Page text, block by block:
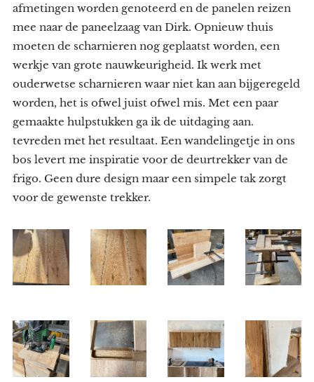
afmetingen worden genoteerd en de panelen reizen
mee naar de paneelzaag van Dirk. Opnieuw thuis
moeten de scharnieren nog geplaatst worden, een
werkje van grote nauwkeurigheid. Ik werk met
ouderwetse scharnieren waar niet kan aan bijgeregeld
worden, het is ofwel juist ofwel mis. Met een paar
gemaakte hulpstukken ga ik de uitdaging aan.
tevreden met het resultaat. Een wandelingetje in ons
bos levert me inspiratie voor de deurtrekker van de
frigo. Geen dure design maar een simpele tak zorgt
voor de gewenste trekker.